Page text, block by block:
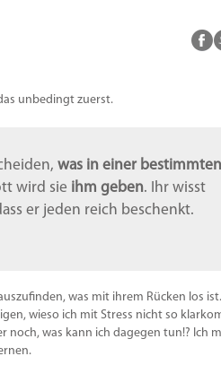
unbedingt zuerst.
was in einer bestimmten
wird sie ihm geben. Ihr wisst
er jeden reich beschenkt.
was mit ihrem Rücken los
wieso ich mit Stress nicht so
noch, was kann ich dagegen tun!? Ich